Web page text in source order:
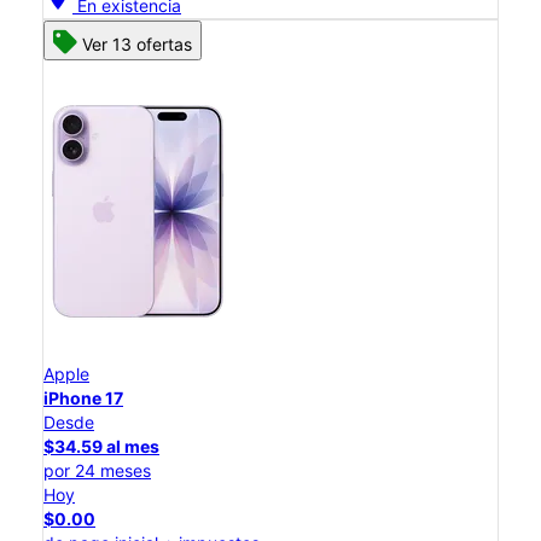
En existencia
Ver 13 ofertas
Apple
iPhone 17
Desde
$34.59 al mes
por 24 meses
Hoy
$0.00